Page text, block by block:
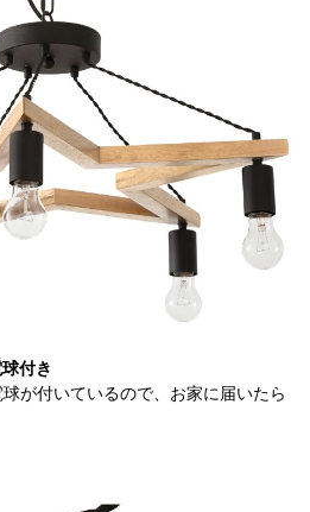
付き
が付いているので、お家に届いたら